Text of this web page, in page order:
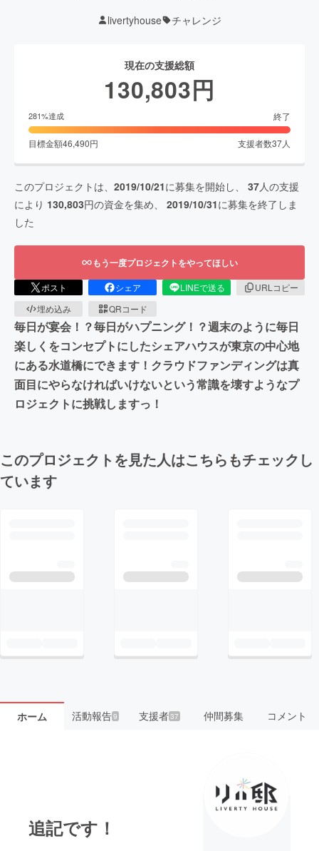
livertyhouse チャレンジ
現在の支援総額
130,803円
281%達成 終了
目標金額46,490円 支援者数37人
このプロジェクトは、 2019/10/21に募集を開始し、 37人の支援
により 130,803円の資金を集め、 2019/10/31に募集を終了しま
した
もう一度プロジェクトをやってほしい
ポスト シェア LINEで送る
URLコピー
埋め込み
QRコード
毎日が宴会！？毎日がハプニング！？週末のように毎日
楽しくをコンセプトにしたシェアハウスが東京の中心地
にある水道橋にできます！クラウドファンディングは真
面目にやらなければいけないという常識を壊すようなプ
ロジェクトに挑戦しますっ！
このプロジェクトを見た人はこちらもチェックし
ています
ホーム 活動報告9 支援者37 仲間募集 コメント
追記です！